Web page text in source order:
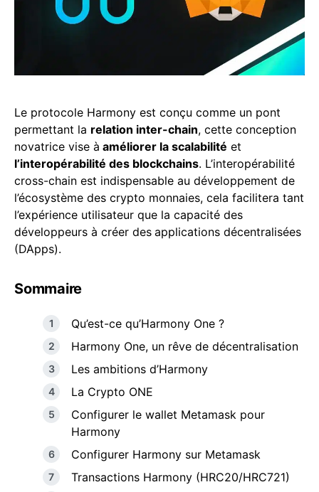
Le protocole Harmony est conçu comme un pont
permettant la relation inter-chain, cette conception
novatrice vise à améliorer la scalabilité et
l’interopérabilité des blockchains. L’interopérabilité
cross-chain est indispensable au développement de
l’écosystème des crypto monnaies, cela facilitera tant
l’expérience utilisateur que la capacité des
développeurs à créer des applications décentralisées
(DApps).
Sommaire
Qu’est-ce qu’Harmony One ?
Harmony One, un rêve de décentralisation
Les ambitions d’Harmony
La Crypto ONE
Configurer le wallet Metamask pour
Harmony
Configurer Harmony sur Metamask
Transactions Harmony (HRC20/HRC721)